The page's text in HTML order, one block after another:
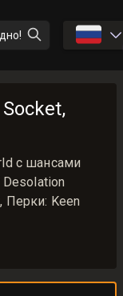
🇷🇺
с шансами
Desolation
Перки: Keen